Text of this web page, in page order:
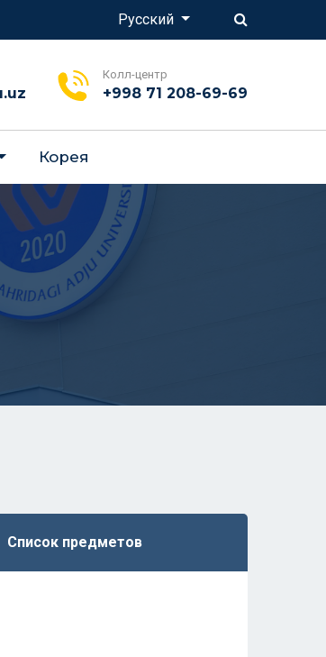
Русский
Колл-центр
+998 71 208-69-69
Корея
Список предметов